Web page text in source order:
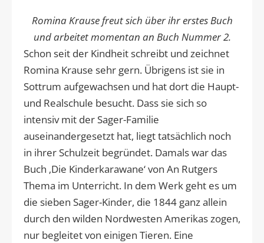
Romina Krause freut sich über ihr erstes Buch
und arbeitet momentan an Buch Nummer 2.
Schon seit der Kindheit schreibt und zeichnet
Romina Krause sehr gern. Übrigens ist sie in
Sottrum aufgewachsen und hat dort die Haupt-
und Realschule besucht. Dass sie sich so
intensiv mit der Sager-Familie
auseinandergesetzt hat, liegt tatsächlich noch
in ihrer Schulzeit begründet. Damals war das
Buch ‚Die Kinderkarawane‘ von An Rutgers
Thema im Unterricht. In dem Werk geht es um
die sieben Sager-Kinder, die 1844 ganz allein
durch den wilden Nordwesten Amerikas zogen,
nur begleitet von einigen Tieren. Eine